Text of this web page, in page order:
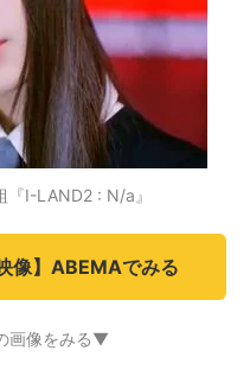
『I-LAND2 : N/a』
映像】ABEMAでみる
画像をみる▼